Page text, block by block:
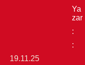
Ya
zar
:
:
19.11.25